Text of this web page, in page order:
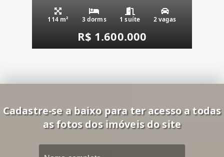
114 m² 3 dorms 1 suíte 2 vagas
R$ 1.600.000
Cadastre-se a baixo para ter acesso a todas
as fotos dos imóveis do site